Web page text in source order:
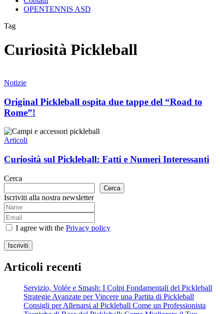
OPENTENNIS ASD
Tag
Curiosità Pickleball
Pickleball
due
tappe
del
“Road
to
Rome”!
Notizie
Original Pickleball ospita due tappe del “Road to
Rome”!
Curiosità
sul
Fatti
e
Numeri
Interessanti
Articoli
Curiosità sul Pickleball: Fatti e Numeri Interessanti
Cerca
Cerca
Iscriviti alla nostra newsletter
I agree with the Privacy policy
Iscriviti
Articoli recenti
Servizio, Volée e Smash: I Colpi Fondamentali del Pickleball
Strategie Avanzate per Vincere una Partita di Pickleball
Consigli per Allenarsi al Pickleball Come un Professionista